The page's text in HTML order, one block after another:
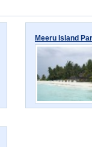
Meeru Island